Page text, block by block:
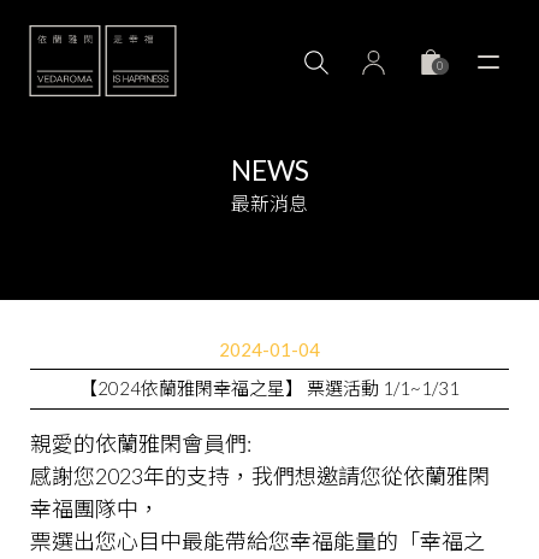
0
NEWS
最新消息
2024-01-04
【2024依蘭雅閑幸福之星】 票選活動 1/1~1/31
親愛的依蘭雅閑會員們:
感謝您2023年的支持，我們想邀請您從依蘭雅閑
幸福團隊中，
票選出您心目中最能帶給您幸福能量的「幸福之